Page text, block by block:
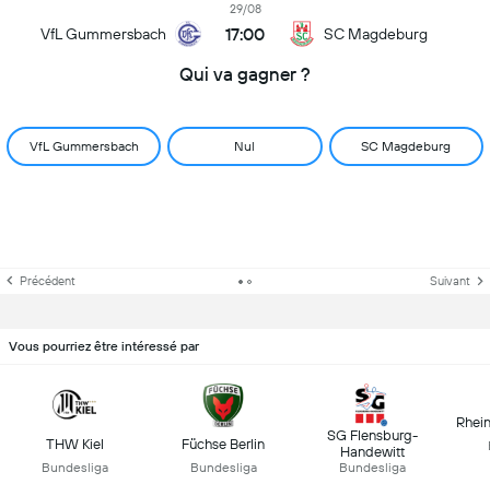
VfL Gummersbach
29/08
17:00 SC Magdeburg
Qui va gagner ?
VfL Gummersbach Nul SC Magdeburg
Précédent Suivant
Vous pourriez être intéressé par
THW Kiel
Bundesliga
Füchse Berlin
Bundesliga
SG Flensburg-
Handewitt
Bundesliga